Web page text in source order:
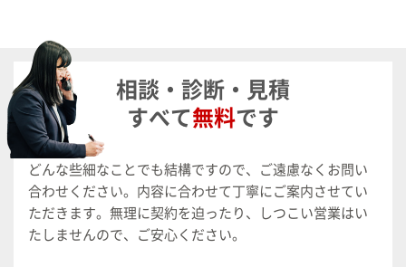
相談・診断・見積
すべて無料です
どんな些細なことでも結構ですので、ご遠慮なくお問い
合わせください。 内容に合わせて丁寧にご案内させてい
ただきます。 無理に契約を迫ったり、しつこい営業はい
たしませんので、ご安心ください。